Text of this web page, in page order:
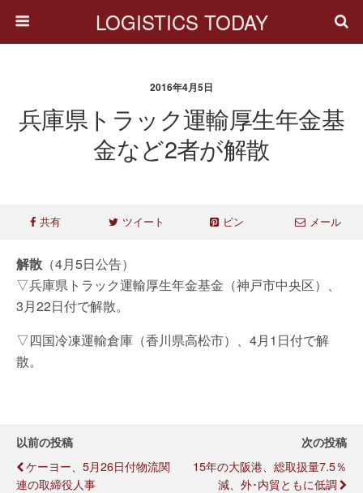
LOGISTICS TODAY
2016年4月5日
兵庫県トラック運輸厚生年金基
金など2者が解散
共有 ツイート ピン メール
解散 （4月5日公告）
▽兵庫県トラック運輸厚生年金基金（神戸市中央区）、
3月22日付で解散。
▽四国冷凍運輸倉庫（香川県高松市）、4月1日付で解
散。
以前の投稿
ケーヨー、5月26日付物流関
連の取締役人事
次の投稿
15年の大阪港、総取扱量7.5％
減、外･内貿ともに低調